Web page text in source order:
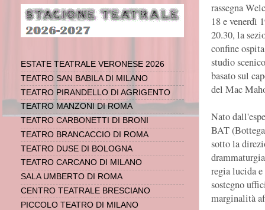
rassegna
18 e venerdì
20.30, la
confine
studio
basato sul
del Mac
Nato
BAT
sotto la
regia lucida
sostegno
marginalità
ESTATE TEATRALE VERONESE 2026
TEATRO SAN BABILA DI MILANO
TEATRO PIRANDELLO DI AGRIGENTO
TEATRO MANZONI DI ROMA
TEATRO CARBONETTI DI BRONI
TEATRO BRANCACCIO DI ROMA
TEATRO DUSE DI BOLOGNA
TEATRO CARCANO DI MILANO
SALA UMBERTO DI ROMA
CENTRO TEATRALE BRESCIANO
PICCOLO TEATRO DI MILANO